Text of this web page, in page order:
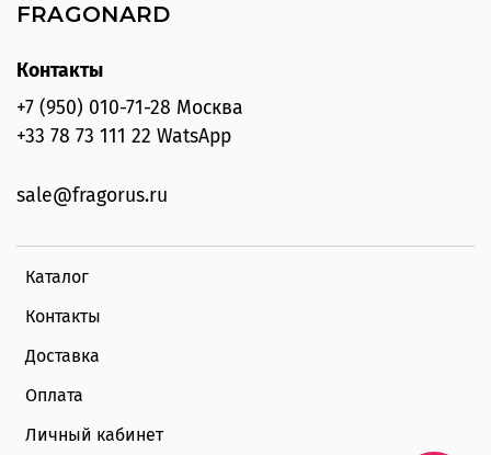
FRAGONARD
Каталог
Контакты
Доставка
Оплата
Личный кабинет
Контакты
+7 (950) 010-71-28 Москва
+33 78 73 111 22 WatsApp
sale@fragorus.ru